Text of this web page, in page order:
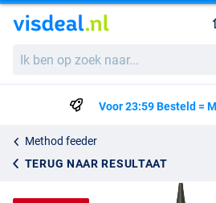
ben
Voor 23:59 Besteld =
Method feeder
TERUG NAAR RESULTAAT
3.95